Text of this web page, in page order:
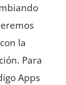
la
Para
Apps